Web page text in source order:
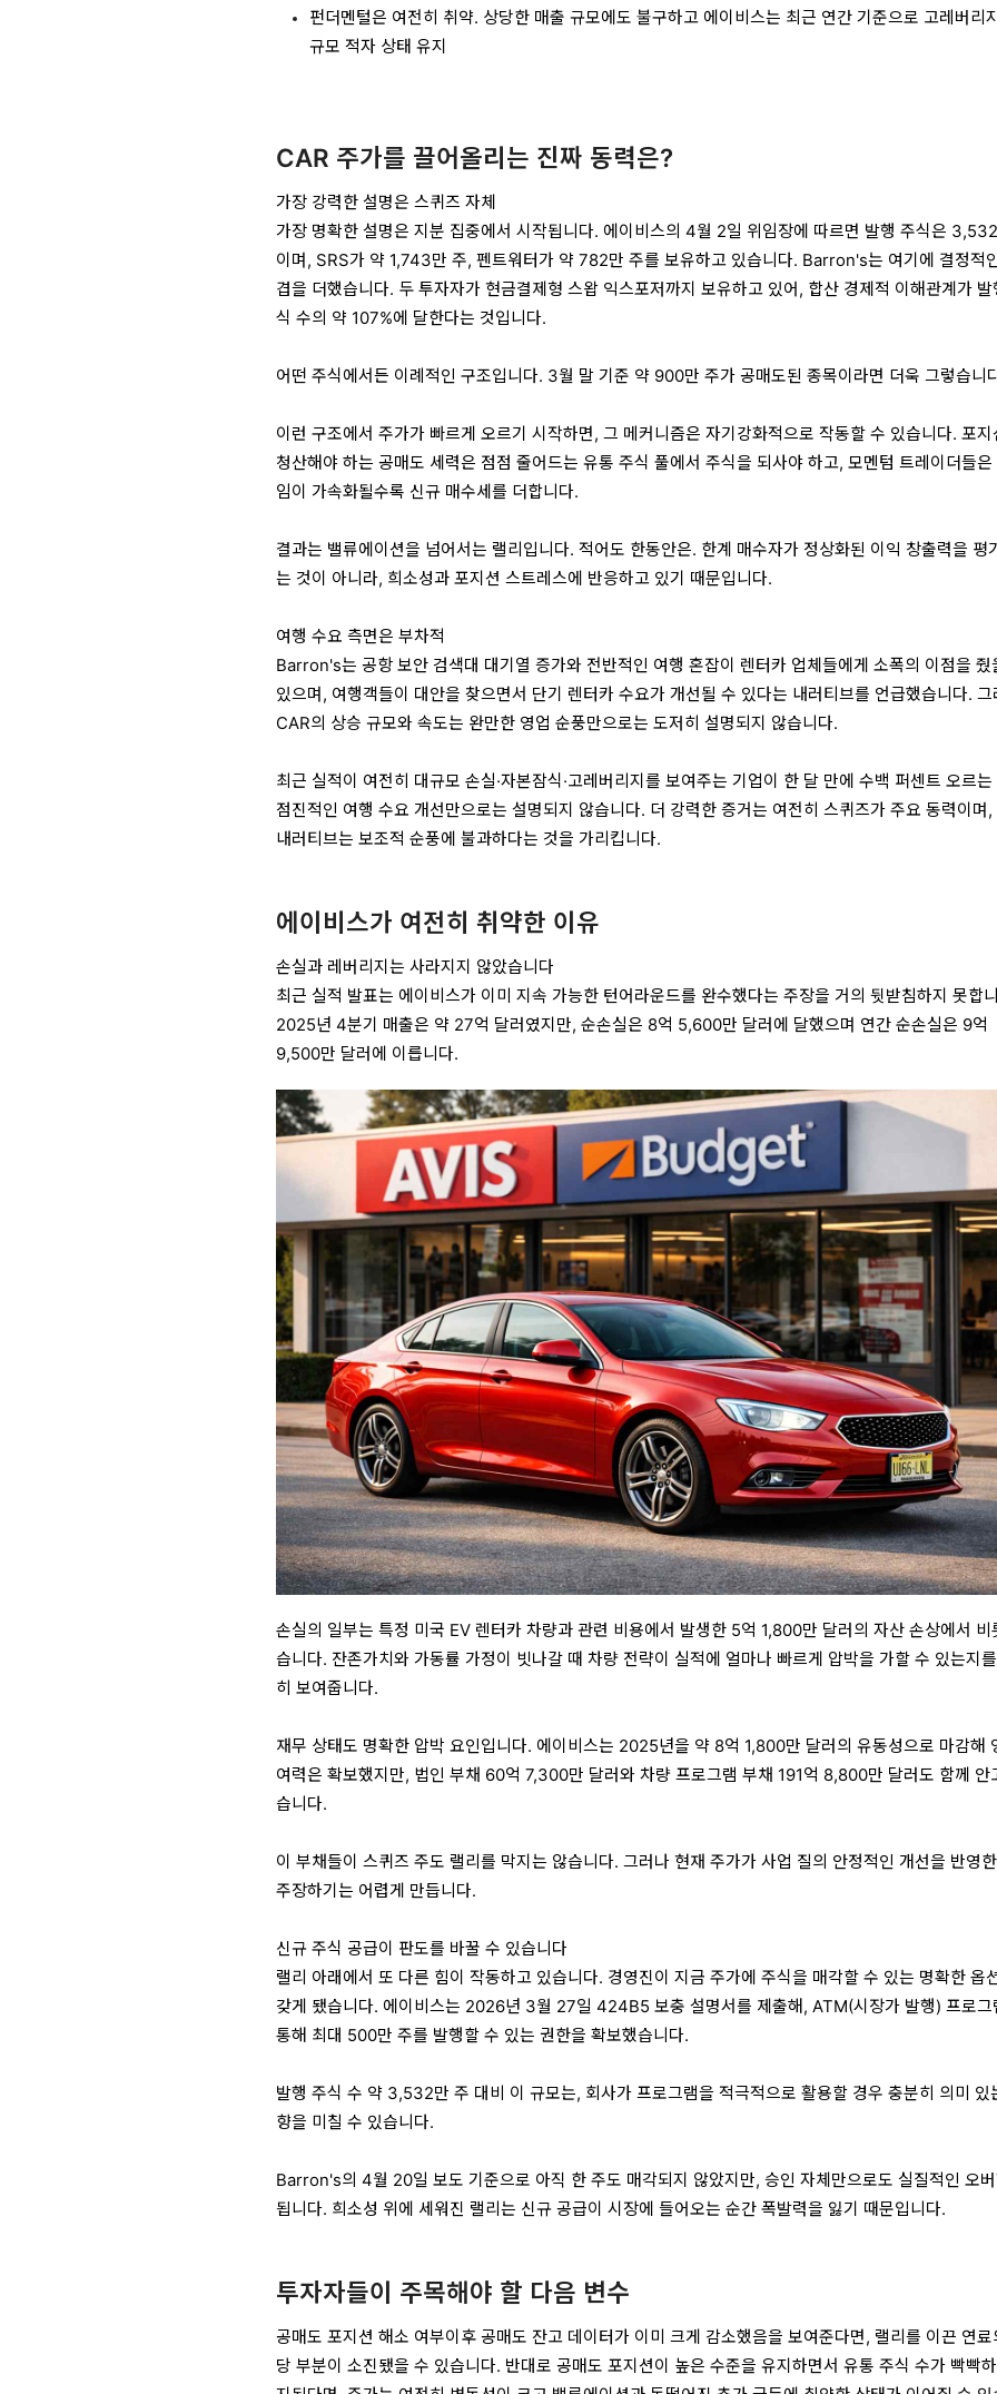
펀더멘털은 여전히 취약. 상당한 매출 규모에도 불구하고 에이비스는 최근 연간 기준으로 고레버리
규모 적자 상태 유지
CAR 주가를 끌어올리는 진짜 동력은?
가장 강력한 설명은 스퀴즈 자체
가장 명확한 설명은 지분 집중에서 시작됩니다. 에이비스의 4월 2일 위임장에 따르면 발행 주식은
이며, SRS가 약 1,743만 주, 펜트워터가 약 782만 주를 보유하고 있습니다. Barron's는 여기에 결정적
겹을 더했습니다. 두 투자자가 현금결제형 스왑 익스포저까지 보유하고 있어, 합산 경제적 이해관계가 발
식 수의 약 107%에 달한다는 것입니다.
어떤 주식에서든 이례적인 구조입니다. 3월 말 기준 약 900만 주가 공매도된 종목이라면 더욱 그렇습니
이런 구조에서 주가가 빠르게 오르기 시작하면, 그 메커니즘은 자기강화적으로 작동할 수 있습니다. 포지
청산해야 하는 공매도 세력은 점점 줄어드는 유통 주식 풀에서 주식을 되사야 하고, 모멘텀 트레이더들은
임이 가속화될수록 신규 매수세를 더합니다.
결과는 밸류에이션을 넘어서는 랠리입니다. 적어도 한동안은. 한계 매수자가 정상화된 이익 창출력을 평
는 것이 아니라, 희소성과 포지션 스트레스에 반응하고 있기 때문입니다.
여행 수요 측면은 부차적
Barron's는 공항 보안 검색대 대기열 증가와 전반적인 여행 혼잡이 렌터카 업체들에게 소폭의 이점을 줬
있으며, 여행객들이 대안을 찾으면서 단기 렌터카 수요가 개선될 수 있다는 내러티브를 언급했습니다. 그
CAR의 상승 규모와 속도는 완만한 영업 순풍만으로는 도저히 설명되지 않습니다.
최근 실적이 여전히 대규모 손실·자본잠식·고레버리지를 보여주는 기업이 한 달 만에 수백 퍼센트 오르
점진적인 여행 수요 개선만으로는 설명되지 않습니다. 더 강력한 증거는 여전히 스퀴즈가 주요 동력이며,
내러티브는 보조적 순풍에 불과하다는 것을 가리킵니다.
에이비스가 여전히 취약한 이유
손실과 레버리지는 사라지지 않았습니다
최근 실적 발표는 에이비스가 이미 지속 가능한 턴어라운드를 완수했다는 주장을 거의 뒷받침하지 못합
2025년 4분기 매출은 약 27억 달러였지만, 순손실은 8억 5,600만 달러에 달했으며 연간 순손실은 9억
9,500만 달러에 이릅니다.
손실의 일부는 특정 미국 EV 렌터카 차량과 관련 비용에서 발생한 5억 1,800만 달러의 자산 손상에서 비
습니다. 잔존가치와 가동률 가정이 빗나갈 때 차량 전략이 실적에 얼마나 빠르게 압박을 가할 수 있는지
히 보여줍니다.
재무 상태도 명확한 압박 요인입니다. 에이비스는 2025년을 약 8억 1,800만 달러의 유동성으로 마감해
여력은 확보했지만, 법인 부채 60억 7,300만 달러와 차량 프로그램 부채 191억 8,800만 달러도 함께 안
습니다.
이 부채들이 스퀴즈 주도 랠리를 막지는 않습니다. 그러나 현재 주가가 사업 질의 안정적인 개선을 반영
주장하기는 어렵게 만듭니다.
신규 주식 공급이 판도를 바꿀 수 있습니다
랠리 아래에서 또 다른 힘이 작동하고 있습니다. 경영진이 지금 주가에 주식을 매각할 수 있는 명확한 옵
갖게 됐습니다. 에이비스는 2026년 3월 27일 424B5 보충 설명서를 제출해, ATM(시장가 발행) 프로그
통해 최대 500만 주를 발행할 수 있는 권한을 확보했습니다.
발행 주식 수 약 3,532만 주 대비 이 규모는, 회사가 프로그램을 적극적으로 활용할 경우 충분히 의미 있
향을 미칠 수 있습니다.
Barron's의 4월 20일 보도 기준으로 아직 한 주도 매각되지 않았지만, 승인 자체만으로도 실질적인 오
됩니다. 희소성 위에 세워진 랠리는 신규 공급이 시장에 들어오는 순간 폭발력을 잃기 때문입니다.
투자자들이 주목해야 할 다음 변수
공매도 포지션 해소 여부이후 공매도 잔고 데이터가 이미 크게 감소했음을 보여준다면, 랠리를 이끈 연료
당 부분이 소진됐을 수 있습니다. 반대로 공매도 포지션이 높은 수준을 유지하면서 유통 주식 수가 빡빡